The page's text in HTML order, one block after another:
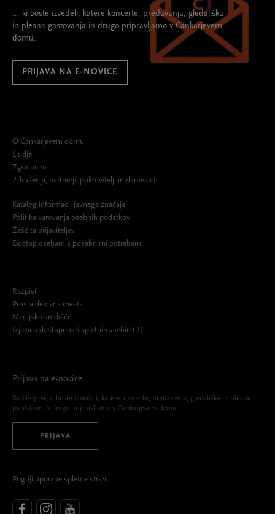
... ki boste izvedeli, katere koncerte, predavanja, gledališka
in plesna gostovanja in drugo pripravljamo v Cankarjevem
domu.
PRIJAVA NA E-NOVICE
O Cankarjevem domu
Ljudje
Zgodovina
Združenja, partnerji, pokrovitelji in darovalci
Katalog informacij javnega značaja
Politika varovanja osebnih podatkov
Zaščita prijaviteljev
Dostop osebam s posebnimi potrebami
Razpisi
Prosta delovna mesta
Medijsko središče
Izjava o dostopnosti spletnih vsebin CD
Prijava na e-novice
Bodite prvi, ki boste izvedeli, katere koncerte, predavanja, gledališke in plesne
predstave in drugo pripravljamo v Cankarjevem domu.
PRIJAVA
Pogoji uporabe spletne strani